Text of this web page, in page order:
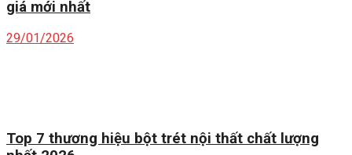
giá mới nhất
29/01/2026
Top 7 thương hiệu bột trét nội thất chất lượng